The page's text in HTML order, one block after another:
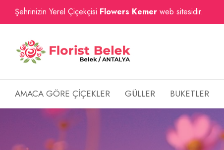
Şehrinizin Yerel Çiçekçisi Flowers Kemer web sitesidir.
AMACA GÖRE ÇİÇEKLER GÜLLER BUKETLER